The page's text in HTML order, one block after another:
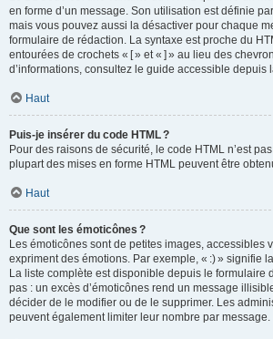
en forme d’un message. Son utilisation est définie
mais vous pouvez aussi la désactiver pour chaque
formulaire de rédaction. La syntaxe est proche du
entourées de crochets « [ » et « ] » au lieu des
d’informations, consultez le guide accessible depuis
Haut
Puis-je insérer du code HTML ?
Pour des raisons de sécurité, le code HTML n’est
plupart des mises en forme HTML peuvent être
Haut
Que sont les émoticônes ?
Les émoticônes sont de petites images, accessibles
expriment des émotions. Par exemple, « :) » signifie
La liste complète est disponible depuis le formulaire
pas : un excès d’émoticônes rend un message
décider de le modifier ou de le supprimer. Les
peuvent également limiter leur nombre par message.